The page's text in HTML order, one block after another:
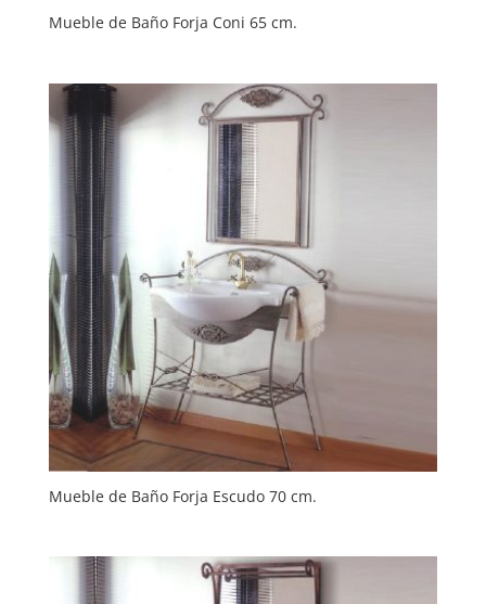
Mueble de Baño Forja Coni 65 cm.
Mueble de Baño Forja Escudo 70 cm.